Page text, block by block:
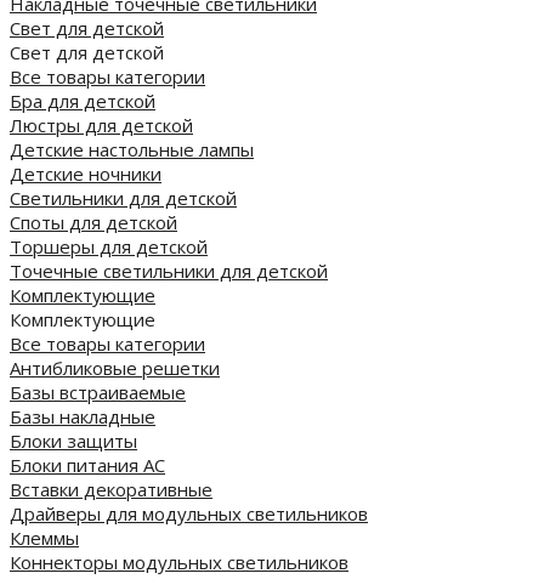
Свет для детской
Свет для детской
Все товары категории
Бра для детской
Люстры для детской
Детские настольные лампы
Детские ночники
Светильники для детской
Споты для детской
Торшеры для детской
Точечные светильники для детской
Комплектующие
Комплектующие
Все товары категории
Антибликовые решетки
Базы встраиваемые
Базы накладные
Блоки защиты
Блоки питания AC
Вставки декоративные
Драйверы для модульных светильников
Клеммы
Коннекторы модульных светильников